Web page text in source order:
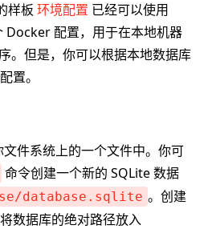
样板 环境配置 已经可以使用
Docker 配置，用于在本地机器
。但是，你可以根据本地数据库
置。
件系统上的一个文件中。你可
命令创建一个新的 SQLite 数据
database.sqlite 。创建
数据库的绝对路径放入